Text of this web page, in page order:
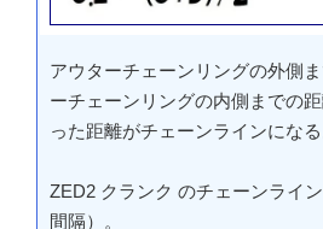
アウターチェーンリングの外側
ーチェーンリングの内側までの
った距離がチェーンラインになる
ZED2 クランク のチェーンライ
間隔）。